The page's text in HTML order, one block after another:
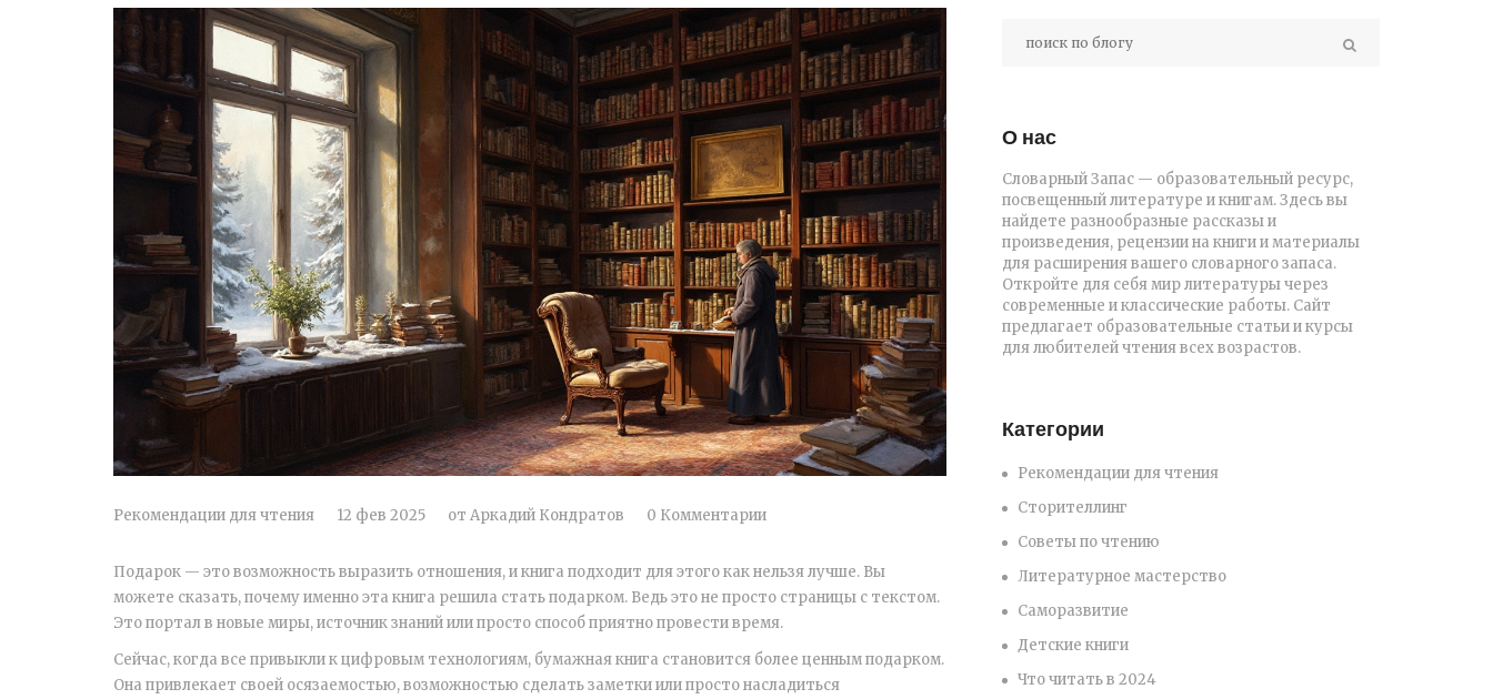
Рекомендации для чтения 12 фев 2025 от Аркадий Кондратов 0 Комментарии
Подарок — это возможность выразить отношения, и книга подходит для этого как нельзя лучше. Вы
можете сказать, почему именно эта книга решила стать подарком. Ведь это не просто страницы с текстом.
Это портал в новые миры, источник знаний или просто способ приятно провести время.
Сейчас, когда все привыкли к цифровым технологиям, бумажная книга становится более ценным подарком.
Она привлекает своей осязаемостью, возможностью сделать заметки или просто насладиться
О нас
Словарный Запас — образовательный ресурс,
посвещенный литературе и книгам. Здесь вы
найдете разнообразные рассказы и
произведения, рецензии на книги и материалы
для расширения вашего словарного запаса.
Откройте для себя мир литературы через
современные и классические работы. Сайт
предлагает образовательные статьи и курсы
для любителей чтения всех возрастов.
Категории
Рекомендации для чтения
Сторителлинг
Советы по чтению
Литературное мастерство
Саморазвитие
Детские книги
Что читать в 2024